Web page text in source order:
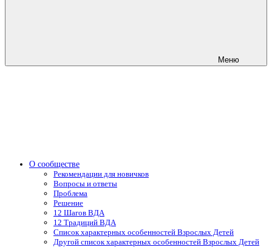
Меню
О сообществе
Рекомендации для новичков
Вопросы и ответы
Проблема
Решение
12 Шагов ВДА
12 Традиций ВДА
Список характерных особенностей Взрослых Детей
Другой список характерных особенностей Взрослых Детей